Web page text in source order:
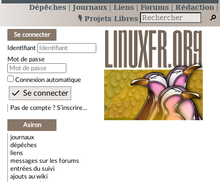
Dépêches Journaux Liens Forums
Rédaction
🎙️ Projets Libres
Se connecter
Identifiant
Mot de passe
Connexion automatique
Pas de compte ? S’inscrire…
Asiron
journaux
dépêches
liens
messages sur les forums
entrées du suivi
ajouts au wiki